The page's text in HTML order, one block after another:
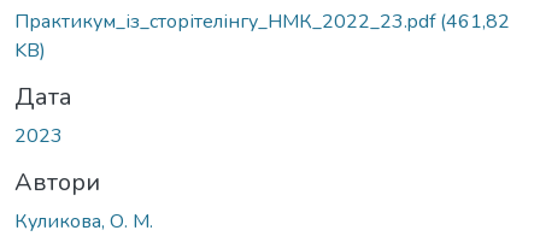
Практикум_із_сторітелінгу_НМК_2022_23.pdf(461,82
KB)
Дата
2023
Автори
Куликова, О. М.